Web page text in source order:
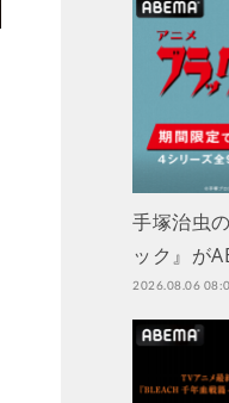
手塚治虫
ック』が
2026.08.06